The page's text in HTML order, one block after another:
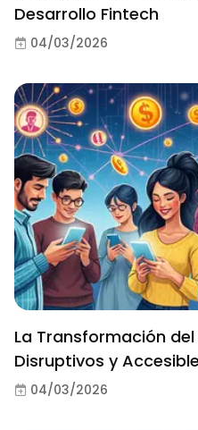
Desarrollo Fintech
04/03/2026
La Transformación
Disruptivos y
04/03/2026